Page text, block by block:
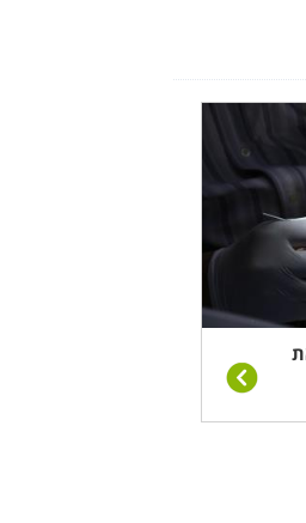
לשכוח
ומשחררים,
מסייעת
החולה,
שהן לא פעם